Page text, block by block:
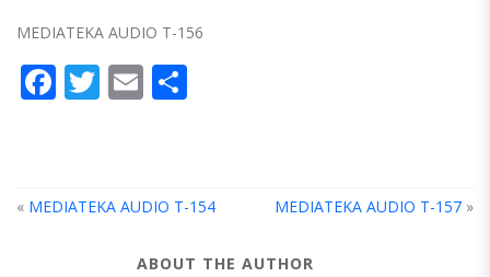
MEDIATEKA AUDIO T-156
Facebook
Twitter
Email
« MEDIATEKA AUDIO T-154 MEDIATEKA AUDIO T-157 »
ABOUT THE AUTHOR